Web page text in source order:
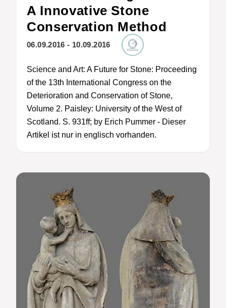
A Innovative Stone
Conservation Method
06.09.2016 - 10.09.2016
Science and Art: A Future for Stone: Proceeding
of the 13th International Congress on the
Deterioration and Conservation of Stone,
Volume 2. Paisley: University of the West of
Scotland. S. 931ff; by Erich Pummer - Dieser
Artikel ist nur in englisch vorhanden.